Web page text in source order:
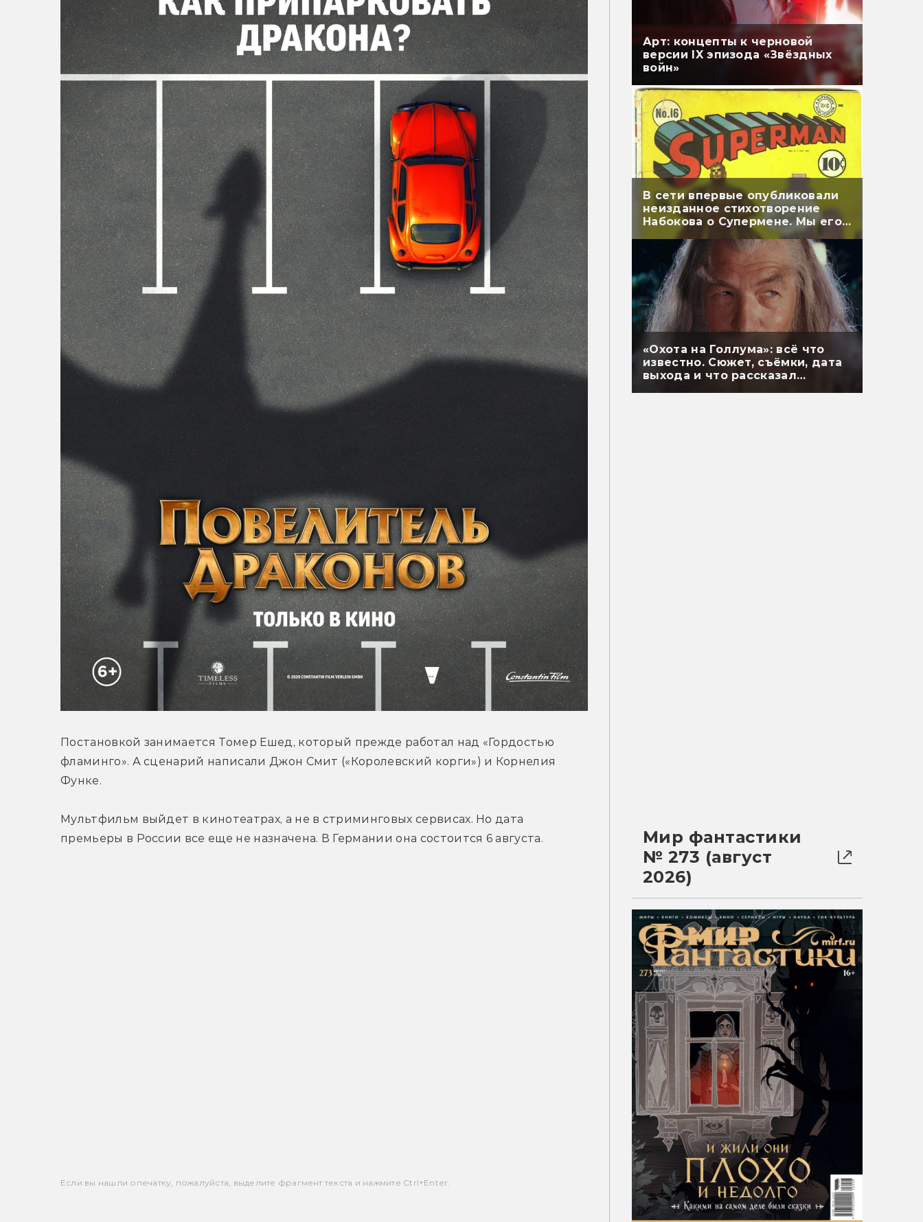
Постановкой занимается Томер Ешед, который прежде работал над «Гордостью
фламинго». А сценарий написали Джон Смит («Королевский корги») и Корнелия
Функе.
Мультфильм выйдет в кинотеатрах, а не в стриминговых сервисах. Но дата
премьеры в России все еще не назначена. В Германии она состоится 6 августа.
Если вы нашли опечатку, пожалуйста, выделите фрагмент текста и нажмите Ctrl+Enter.
Арт: концепты к черновой
версии IX эпизода «Звёздных
войн»
В сети впервые опубликовали
неизданное стихотворение
Набокова о Супермене. Мы его
перевели
«Охота на Голлума»: всё что
известно. Сюжет, съёмки, дата
выхода и что рассказал
Мир фантастики
№ 273 (август
2026)